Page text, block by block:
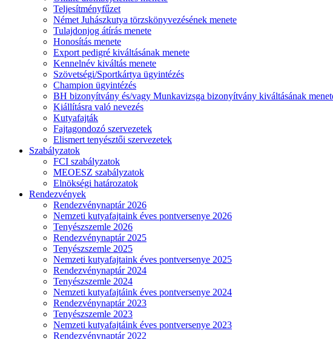
Teljesítményfűzet
Német Juhászkutya törzskönyvezésének menete
Tulajdonjog átírás menete
Honosítás menete
Export pedigré kiváltásának menete
Kennelnév kiváltás menete
Szövetségi/Sportkártya ügyintézés
Champion ügyintézés
BH bizonyítvány és/vagy Munkavizsga bizonyítvány kiváltásának
Kiállításra való nevezés
Kutyafajták
Fajtagondozó szervezetek
Elismert tenyésztői szervezetek
Szabályzatok
FCI szabályzatok
MEOESZ szabályzatok
Elnökségi határozatok
Rendezvények
Rendezvénynaptár 2026
Nemzeti kutyafajtaink éves pontversenye 2026
Tenyészszemle 2026
Rendezvénynaptár 2025
Tenyészszemle 2025
Nemzeti kutyafajtaink éves pontversenye 2025
Rendezvénynaptár 2024
Tenyészszemle 2024
Nemzeti kutyafajtáink éves pontversenye 2024
Rendezvénynaptár 2023
Tenyészszemle 2023
Nemzeti kutyafajtáink éves pontversenye 2023
Rendezvénynaptár 2022